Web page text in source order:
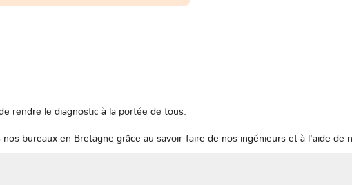
rendre le diagnostic à la portée de tous.
bureaux en Bretagne grâce au savoir-faire de nos ingénieurs et à l'aide de